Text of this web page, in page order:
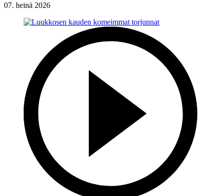
07. heinä 2026